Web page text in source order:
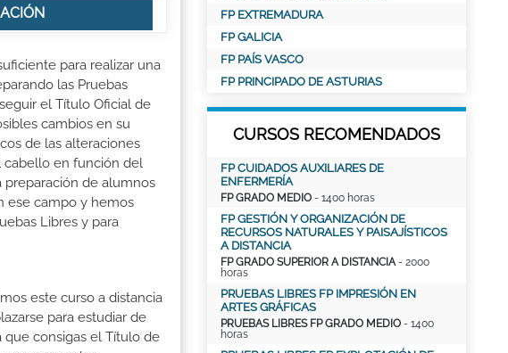
para realizar una
las Pruebas
el Título Oficial de
cambios en su
de las alteraciones
cabello en función del
preparación de alumnos
ese campo y hemos
Libres y para
este curso a distancia
para estudiar de
que consigas el Título de
FP EXTREMADURA
FP GALICIA
FP PAÍS VASCO
FP PRINCIPADO DE ASTURIAS
CURSOS RECOMENDADOS
FP CUIDADOS AUXILIARES DE
ENFERMERÍA
FP GRADO MEDIO - 1400 horas
FP GESTIÓN Y ORGANIZACIÓN DE
RECURSOS NATURALES Y PAISAJÍSTICOS
A DISTANCIA
FP GRADO SUPERIOR A DISTANCIA- 2000
horas
PRUEBAS LIBRES FP IMPRESIÓN EN
ARTES GRÁFICAS
PRUEBAS LIBRES FP GRADO MEDIO - 1400
horas